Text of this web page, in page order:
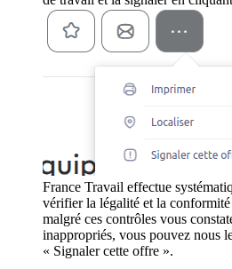
France Travail effectue
vérifier la légalité et la
malgré ces contrôles vous
inappropriés, vous pouvez nous
« Signaler cette offre ».